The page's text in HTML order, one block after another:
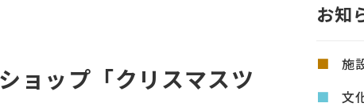
ョップ「クリスマスツ
お知
施
文